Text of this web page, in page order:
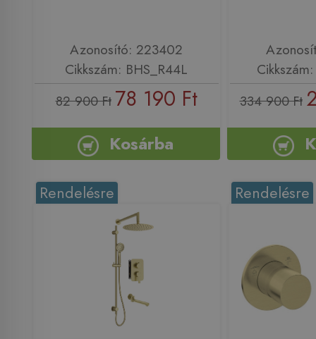
Azonosító: 223402
Cikkszám: BHS_R44L
82 900 Ft 78 190 Ft
Kosárba
334 900 Ft
Rendelésre Rendelésre